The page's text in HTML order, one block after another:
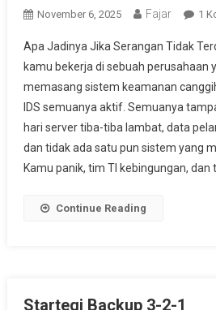
November 6, 2025 Fajar 1
Apa Jadinya Jika Serangan Tidak
kamu bekerja di sebuah perusahaan
memasang sistem keamanan
IDS semuanya aktif. Semuanya
hari server tiba-tiba lambat, data
dan tidak ada satu pun sistem yang
Kamu panik, tim TI kebingungan, dan
Continue Reading
Startegi Backup 3-2-1